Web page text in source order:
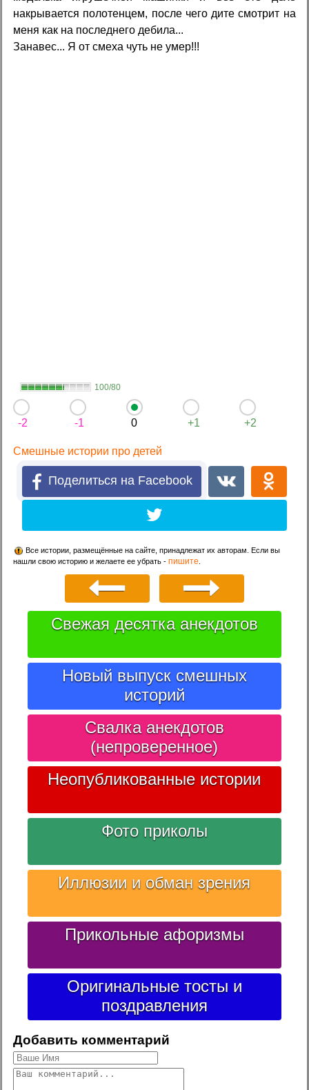
накрывается полотенцем, после чего дите смотрит на
меня как на последнего дебила...
Занавес... Я от смеха чуть не умер!!!
100/80
-2 -1 0 +1 +2
Смешные истории про детей
Поделиться на Facebook
Все истории, размещённые на сайте, принадлежат их авторам. Если вы
нашли свою историю и желаете ее убрать -пишите
Свежая десятка анекдотов
Новый выпуск смешных
историй
Свалка анекдотов
(непроверенное)
Неопубликованные истории
Фото приколы
Иллюзии и обман зрения
Прикольные афоризмы
Оригинальные тосты и
поздравления
Добавить комментарий